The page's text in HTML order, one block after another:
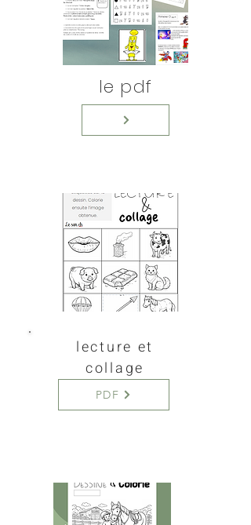
le pdf
lecture et
collage
PDF